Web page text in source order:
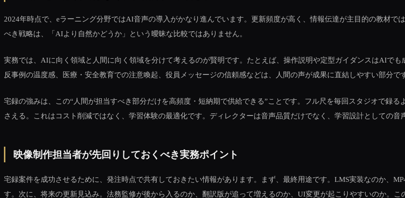
2024年時点で、eラーニング分野ではAI音声の導入がかなり進んでいます。更新頻度が高く、情報伝達が主目的の教材
べき戦略は、「AIより自然かどうか」という曖昧な比較ではありません。
実務では、AIに向く領域と人間に向く領域を分けて考えるのが賢明です。たとえば、操作説明や定型ガイダンスはAIで
反事例の温度感、医療・安全教育での注意喚起、役員メッセージの信頼感などは、人間の声が成果に直結しやすい部分で
宅録の強みは、この“人間が担当すべき部分だけを高頻度・短納期で供給できる”ことです。フル尺を毎回スタジオで録
さえる。これはコスト削減ではなく、学習体験の最適化です。ディレクターは音声品質だけでなく、学習設計としての音
映像制作担当者が先回りしておくべき実務ポイント
宅録案件を成功させるために、発注時点で共有しておきたい情報があります。まず、最終用途です。LMS実装なのか、
す。次に、将来の更新見込み。法務監修が後から入るのか、翻訳版が追って増えるのか、UI変更が起こりやすいのか。こ